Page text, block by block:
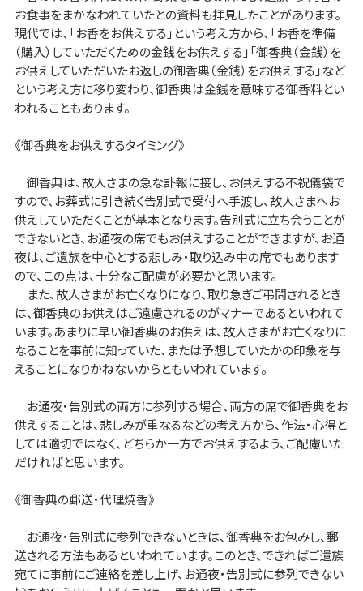
お食事をまかなわれていたとの資料も拝見したことがあります。
現代では、「お香をお供えする」という考え方から、「お香を準備
（購入）していただくための金銭をお供えする」「御香典（金銭）を
お供えしていただいたお返しの御香典（金銭）をお供えする」など
という考え方に移り変わり、御香典は金銭を意味する御香料とい
われることもあります。
《御香典をお供えするタイミング》
御香典は、故人さまの急な訃報に接し、お供えする不祝儀袋で
すので、お葬式に引き続く告別式で受付へ手渡し、故人さまへお
供えしていただくことが基本となります。告別式に立ち会うことが
できないとき、お通夜の席でもお供えすることができますが、お通
夜は、ご遺族を中心とする悲しみ・取り込み中の席でもあります
ので、この点は、十分なご配慮が必要かと思います。
また、故人さまがお亡くなりになり、取り急ぎご弔問されるとき
は、御香典のお供えはご遠慮されるのがマナーであるといわれて
います。あまりに早い御香典のお供えは、故人さまがお亡くなりに
なることを事前に知っていた、または予想していたかの印象を与
えることになりかねないからともいわれています。
お通夜・告別式の両方に参列する場合、両方の席で御香典をお
供えすることは、悲しみが重なるなどの考え方から、作法・心得と
しては適切ではなく、どちらか一方でお供えするよう、ご配慮いた
だければと思います。
《御香典の郵送・代理焼香》
お通夜・告別式に参列できないときは、御香典をお包みし、郵
送される方法もあるといわれています。このとき、できればご遺族
宛てに事前にご連絡を差し上げ、お通夜・告別式に参列できない